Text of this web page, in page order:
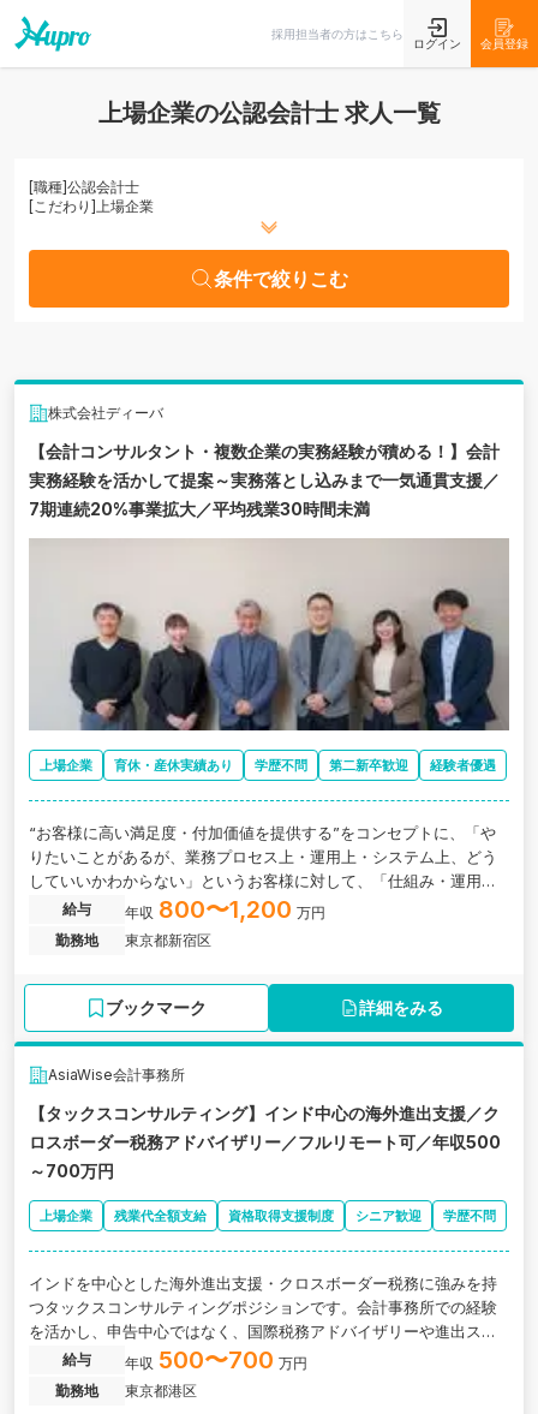
採用担当者の方はこちら
ログイン 会員登録
上場企業の公認会計士 求人一覧
[職種]公認会計士
[こだわり]上場企業
条件で絞りこむ
株式会社ディーバ
【会計コンサルタント・複数企業の実務経験が積める！】会計
実務経験を活かして提案～実務落とし込みまで一気通貫支援／
7期連続20%事業拡大／平均残業30時間未満
上場企業 育休・産休実績あり 学歴不問 第二新卒歓迎 経験者優遇
“お客様に高い満足度・付加価値を提供する”をコンセプトに、「や
りたいことがあるが、業務プロセス上・運用上・システム上、どう
していいかわからない」というお客様に対して、「仕組み・運用・
体制作り」までをお客様と伴走していただきます。（例：IPO支援、
IFRS導入、はじめての連結決算など）
給与 年収 800〜1,200 万円
勤務地
東京都新宿区
ブックマーク 詳細をみる
AsiaWise会計事務所
【タックスコンサルティング】インド中心の海外進出支援／ク
ロスボーダー税務アドバイザリー／フルリモート可／年収500
～700万円
上場企業 残業代全額支給 資格取得支援制度 シニア歓迎 学歴不問
インドを中心とした海外進出支援・クロスボーダー税務に強みを持
つタックスコンサルティングポジションです。会計事務所での経験
を活かし、申告中心ではなく、国際税務アドバイザリーや進出スキ
ームの検討など上流の税務コンサルティング業務を担当いただきま
す。フルリモート可・フルフレックス制・残業代全額支給。国際税
務分野で専門性を高めたい方に最適な環境です。
給与 年収 500〜700 万円
勤務地
東京都港区